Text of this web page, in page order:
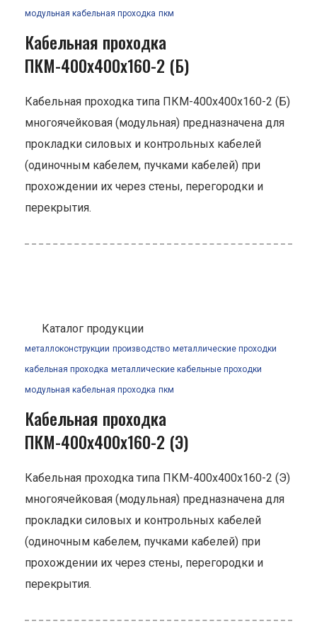
модульная кабельная проходка пкм
Кабельная проходка
ПКМ-400х400х160-2 (Б)
Кабельная проходка типа ПКМ-400х400х160-2 (Б)
многоячейковая (модульная) предназначена для
прокладки силовых и контрольных кабелей
(одиночным кабелем, пучками кабелей) при
прохождении их через стены, перегородки и
перекрытия.
Каталог продукции
металлоконструкции производство металлические проходки
кабельная проходка металлические кабельные проходки
модульная кабельная проходка пкм
Кабельная проходка
ПКМ-400х400х160-2 (Э)
Кабельная проходка типа ПКМ-400х400х160-2 (Э)
многоячейковая (модульная) предназначена для
прокладки силовых и контрольных кабелей
(одиночным кабелем, пучками кабелей) при
прохождении их через стены, перегородки и
перекрытия.